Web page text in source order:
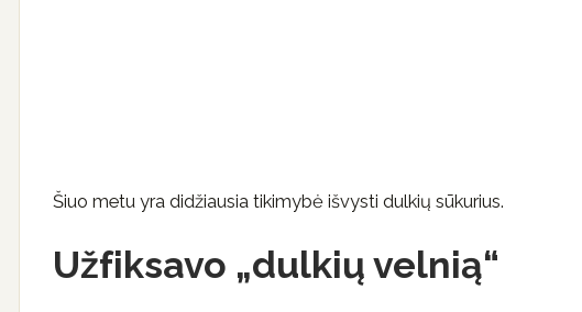
Šiuo metu yra didžiausia tikimybė išvysti dulkių sūkurius.
Užfiksavo „dulkių velnią“